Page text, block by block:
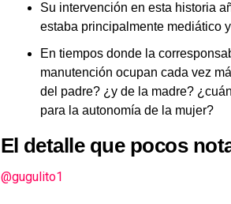
Su intervención en esta historia
estaba principalmente mediático
En tiempos donde la
manutención ocupan cada vez
del padre? ¿y de la madre?
para la autonomía de la mujer?
El detalle que pocos
@gugulito1